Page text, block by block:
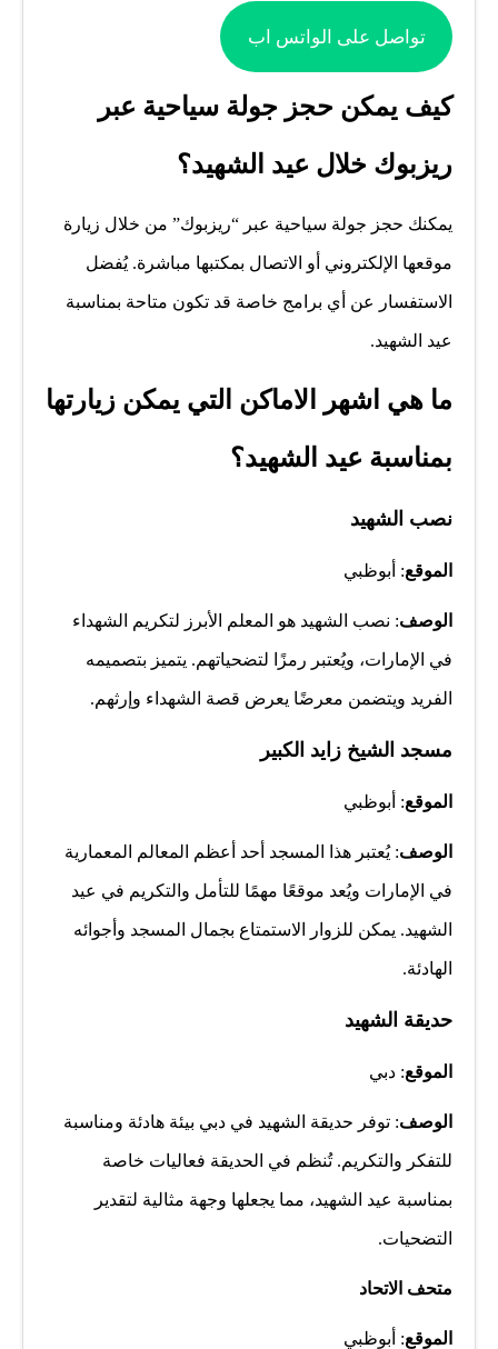
تواصل على الواتس اب
كيف يمكن حجز جولة سياحية عبر
ريزبوك خلال عيد الشهيد؟
يمكنك حجز جولة سياحية عبر “ريزبوك” من خلال زيارة
موقعها الإلكتروني أو الاتصال بمكتبها مباشرة. يُفضل
الاستفسار عن أي برامج خاصة قد تكون متاحة بمناسبة
عيد الشهيد.
ما هي اشهر الاماكن التي يمكن زيارتها
بمناسبة عيد الشهيد؟
نصب الشهيد
الموقع: أبوظبي
الوصف: نصب الشهيد هو المعلم الأبرز لتكريم الشهداء
في الإمارات، ويُعتبر رمزًا لتضحياتهم. يتميز بتصميمه
الفريد ويتضمن معرضًا يعرض قصة الشهداء وإرثهم.
مسجد الشيخ زايد الكبير
الموقع: أبوظبي
الوصف: يُعتبر هذا المسجد أحد أعظم المعالم المعمارية
في الإمارات ويُعد موقعًا مهمًا للتأمل والتكريم في عيد
الشهيد. يمكن للزوار الاستمتاع بجمال المسجد وأجوائه
الهادئة.
حديقة الشهيد
الموقع: دبي
الوصف: توفر حديقة الشهيد في دبي بيئة هادئة ومناسبة
للتفكر والتكريم. تُنظم في الحديقة فعاليات خاصة
بمناسبة عيد الشهيد، مما يجعلها وجهة مثالية لتقدير
التضحيات.
متحف الاتحاد
الموقع: أبوظبي